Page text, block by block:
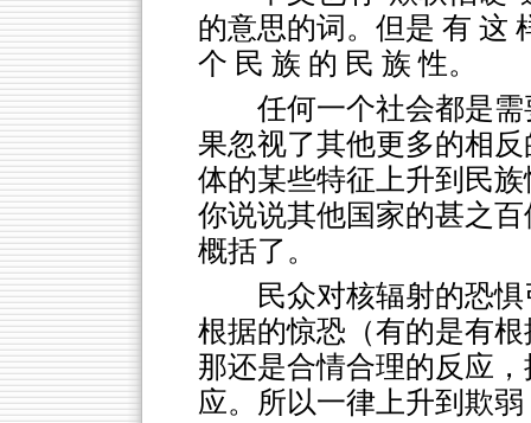
的意思的词。但是 有 这
个 民 族 的 民 族 性。
任何一个社会都是
果忽视了其他更多的相
体的某些特征上升到民
你说说其他国家的甚之
概括了。
民众对核辐射的恐
根据的惊恐（有的是有
那还是合情合理的反应
应。所以一律上升到欺